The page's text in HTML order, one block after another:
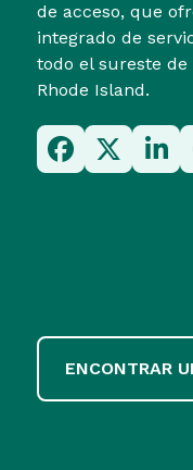
de acceso, que
integrado de
todo el sureste de
Rhode Island.
ENCONTRAR